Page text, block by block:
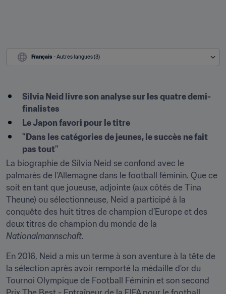
Français - Autres langues (3)
Silvia Neid livre son analyse sur les quatre demi-
finalistes
Le Japon favori pour le titre
"Dans les catégories de jeunes, le succès ne fait
pas tout"
La biographie de Silvia Neid se confond avec le
palmarès de l'Allemagne dans le football féminin. Que ce
soit en tant que joueuse, adjointe (aux côtés de Tina
Theune) ou sélectionneuse, Neid a participé à la
conquête des huit titres de champion d’Europe et des
Nationalmannschaft.
En 2016, Neid a mis un terme à son aventure à la tête de
la sélection après avoir remporté la médaille d’or du
Tournoi Olympique de Football Féminin et son second